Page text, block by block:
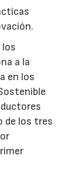
los
a la
en los
de los tres